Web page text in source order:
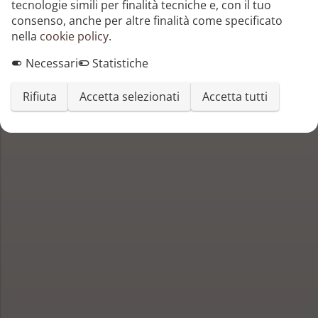
Beppe Viola
tecnologie simili per finalità tecniche e, con il tuo
consenso, anche per altre finalità come specificato
nella cookie policy.
Necessari
Statistiche
Rifiuta Accetta selezionati Accetta tutti